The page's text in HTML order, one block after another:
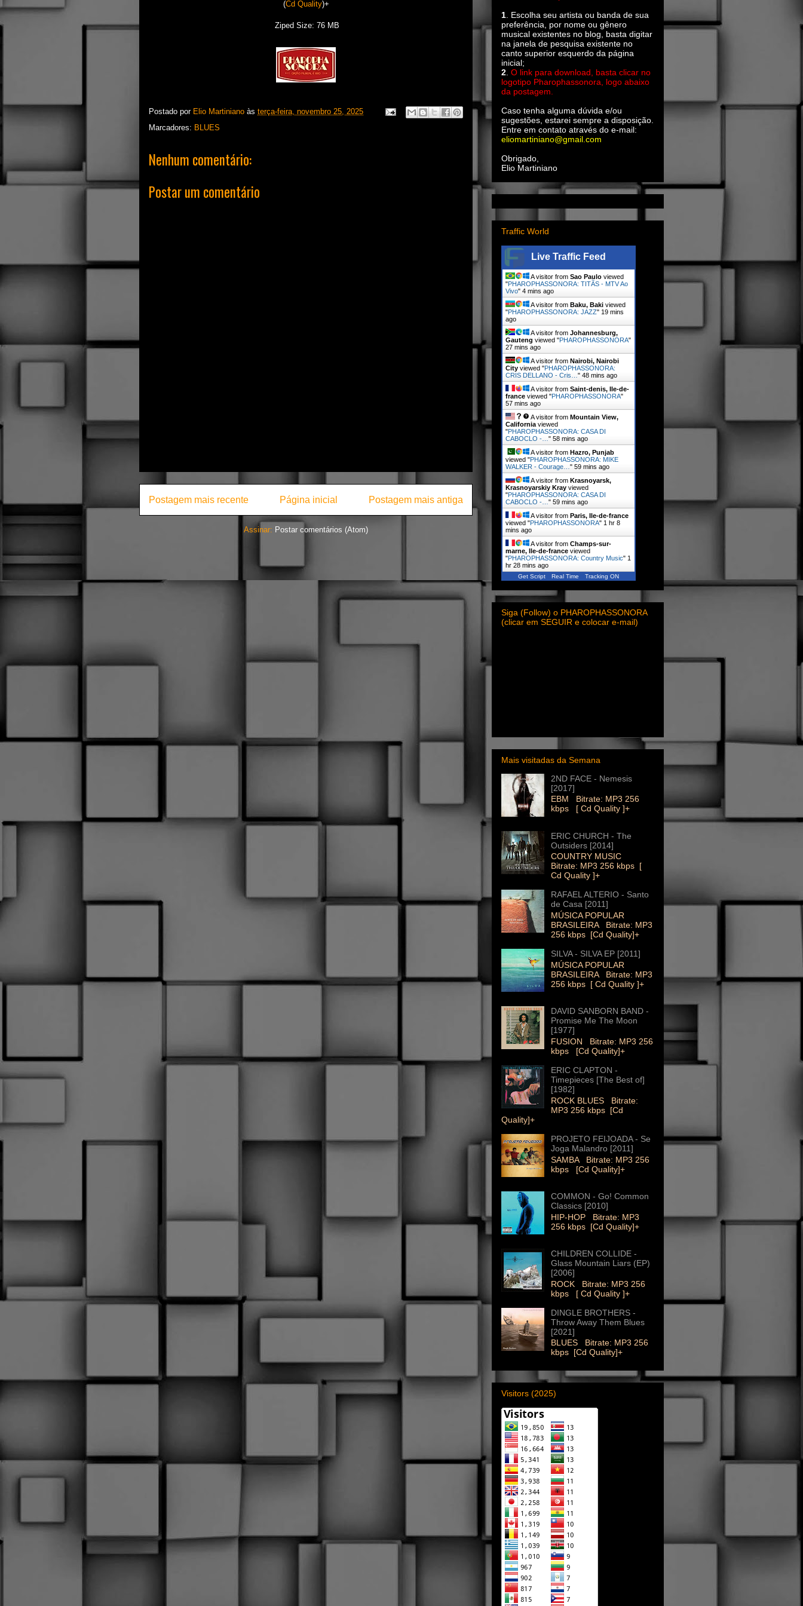
(Cd Quality)+
Ziped Size: 76 MB
Postado por Elio Martiniano às terça-feira, novembro 25, 2025
Marcadores: BLUES
Nenhum comentário:
Postar um comentário
Postagem mais recente Postagem mais antiga
Página inicial
Assinar: Postar comentários (Atom)
1. Escolha seu artista ou banda de sua
preferência, por nome ou gênero
musical existentes no blog, basta digitar
na janela de pesquisa existente no
canto superior esquerdo da página
inicial;
2. O link para download, basta clicar no
logotipo Pharophassonora, logo abaixo
da postagem.
Caso tenha alguma dúvida e/ou
sugestões, estarei sempre a disposição.
Entre em contato através do e-mail:
eliomartiniano@gmail.com
Obrigado,
Elio Martiniano
Traffic World
Live Traffic Feed
A visitor from Sao Paulo viewed
"PHAROPHASSONORA: TITÃS - MTV Ao
Vivo" 4 mins ago
A visitor from Baku, Baki viewed
"PHAROPHASSONORA: JAZZ" 19 mins
ago
A visitor from Johannesburg,
Gauteng viewed "PHAROPHASSONORA"
27 mins ago
A visitor from Nairobi, Nairobi
City viewed "PHAROPHASSONORA:
CRIS DELLANO - Cris… " 48 mins ago
A visitor from Saint-denis, Ile-de-
france viewed "PHAROPHASSONORA"
57 mins ago
A visitor from Mountain View,
California viewed
"PHAROPHASSONORA: CASA DI
CABOCLO -… " 58 mins ago
A visitor from Hazro, Punjab
viewed "PHAROPHASSONORA: MIKE
WALKER - Courage… " 59 mins ago
A visitor from Krasnoyarsk,
Krasnoyarskiy Kray viewed
"PHAROPHASSONORA: CASA DI
CABOCLO -… " 59 mins ago
A visitor from Paris, Ile-de-france
viewed "PHAROPHASSONORA" 1 hr 8
mins ago
A visitor from Champs-sur-
marne, Ile-de-france viewed
"PHAROPHASSONORA: Country Music" 1
hr 28 mins ago
Get Script Real Time Tracking ON
Siga (Follow) o PHAROPHASSONORA
(clicar em SEGUIR e colocar e-mail)
Mais visitadas da Semana
2ND FACE - Nemesis
[2017]
EBM Bitrate: MP3 256
kbps [ Cd Quality ]+
ERIC CHURCH - The
Outsiders [2014]
COUNTRY MUSIC
Bitrate: MP3 256 kbps [
Cd Quality ]+
RAFAEL ALTERIO - Santo
de Casa [2011]
MÚSICA POPULAR
BRASILEIRA Bitrate: MP3
256 kbps [Cd Quality]+
SILVA - SILVA EP [2011]
MÚSICA POPULAR
BRASILEIRA Bitrate: MP3
256 kbps [ Cd Quality ]+
DAVID SANBORN BAND -
Promise Me The Moon
[1977]
FUSION Bitrate: MP3 256
kbps [Cd Quality]+
ERIC CLAPTON -
Timepieces [The Best of]
[1982]
ROCK BLUES Bitrate:
MP3 256 kbps [Cd
Quality]+
PROJETO FEIJOADA - Se
Joga Malandro [2011]
SAMBA Bitrate: MP3 256
kbps [Cd Quality]+
COMMON - Go! Common
Classics [2010]
HIP-HOP Bitrate: MP3
256 kbps [Cd Quality]+
CHILDREN COLLIDE -
Glass Mountain Liars (EP)
[2006]
ROCK Bitrate: MP3 256
kbps [ Cd Quality ]+
DINGLE BROTHERS -
Throw Away Them Blues
[2021]
BLUES Bitrate: MP3 256
kbps [Cd Quality]+
Visitors (2025)